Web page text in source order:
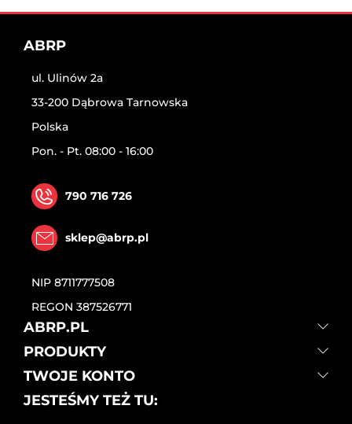
ABRP
ul. Ulinów 2a
33-200 Dąbrowa Tarnowska
Polska
Pon. - Pt. 08:00 - 16:00
790 716 726
sklep@abrp.pl
NIP 8711777508
REGON 387526771
ABRP.PL
PRODUKTY
TWOJE KONTO
JESTEŚMY TEŻ TU: